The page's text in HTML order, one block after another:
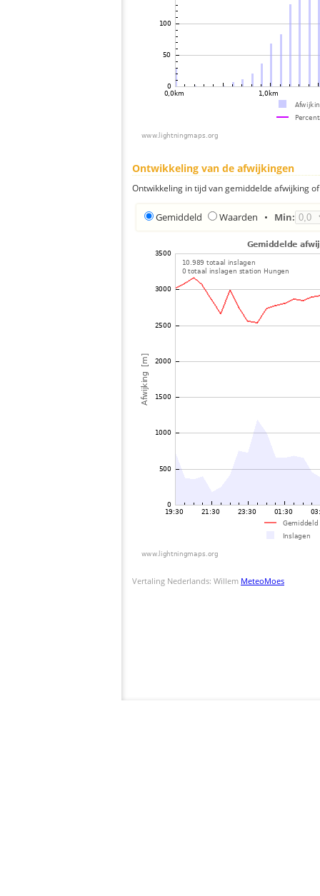
Ontwikkeling van de afwijkingen
Ontwikkeling in tijd van gemiddelde afwijking
Gemiddeld Waarden • Min:
Vertaling Nederlands: Willem MeteoMoes